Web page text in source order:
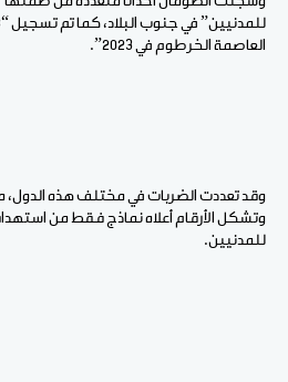
العاصمة الخرطوم في 2023”.
وقد تعددت الضربات في مختلف هذه
وتشكل الأرقام أعلاه نماذج فقط من
للمدنيين.